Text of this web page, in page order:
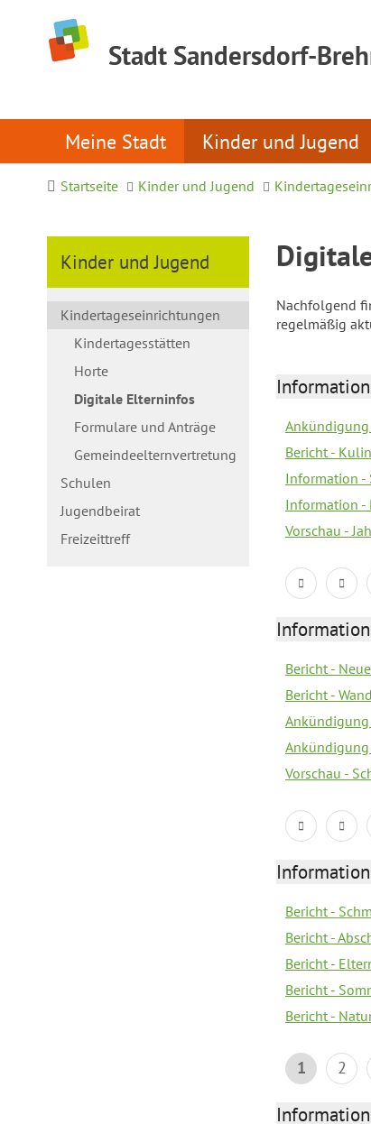
Stadt Sandersdorf-
Meine Stadt Kinder und Jugend
Startseite Kinder und Jugend
Kinder und Jugend
Kindertageseinrichtungen
Kindertagesstätten
Horte
Digitale Elterninfos
Formulare und Anträge
Gemeindeelternvertretung
Schulen
Jugendbeirat
Freizeittreff
Nachfolgend
regelmäßig
Bericht -
Information -
Information -
Vorschau -
Bericht -
Bericht -
Vorschau -
Bericht -
Bericht -
Bericht -
Bericht -
Bericht -
1 2